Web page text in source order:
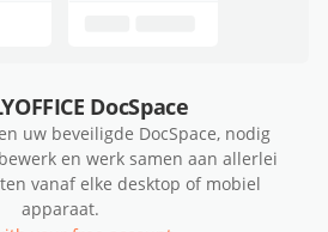
DocSpace
uw beveiligde DocSpace, nodig
en werk samen aan allerlei
vanaf elke desktop of mobiel
apparaat.